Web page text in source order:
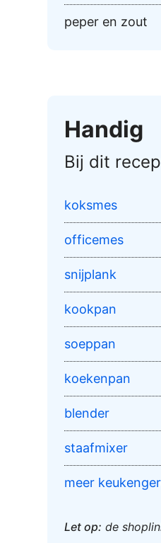
peper en zout
Handig
Bij dit
koksmes
officemes
snijplank
kookpan
soeppan
koekenpan
blender
staafmixer
meer
Let op: de